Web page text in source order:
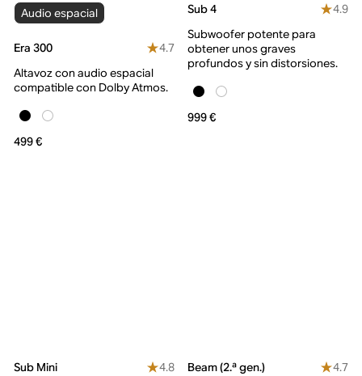
Audio espacial
Era 300
4.7
Altavoz con audio espacial
compatible con Dolby Atmos.
499 €
Sub 4
4.9
Subwoofer potente para
obtener unos graves
profundos y sin distorsiones.
999 €
Sub Mini
4.8
Beam (2.ª gen.)
4.7